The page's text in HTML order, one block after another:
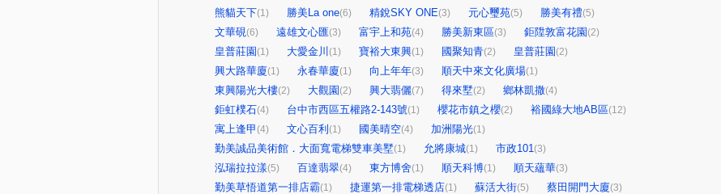
熊貓天下(1) 勝美La one(6) 精銳SKY ONE(3) 元心璽苑(5) 勝美有禮(5)
文華硯(6) 遠雄文心匯(3) 富宇上和苑(4) 勝美新東區(3) 鉅陞敦富花園 (2)
皇普莊園 (1) 大愛金川 (1) 寶裕大東興(1) 國聚知青(2) 皇普莊園 (2)
興大路華廈(1) 永春華廈(1) 向上年年(3) 順天中來文化廣場(1)
東興陽光大樓(2) 大觀園 (2) 興大翡儷(7) 得來墅(2) 鄉林凱撒(4)
鉅虹樸石(4) 台中市西區五權路2-143號(1) 櫻花市鎮之櫻(2) 裕國綠大地AB區(12)
寓上逢甲 (4) 文心百利 (1) 國美晴空(4) 加洲陽光(1)
勤美誠品美術館．大面寬電梯雙車美墅(1) 允將康城(1) 市政101(3)
泓瑞拉拉漾(5) 百達翡翠(4) 東方博舍(1) 順天科博(1) 順天蘊華(3)
勤美草悟道第一排店霸(1) 捷運第一排電梯透店(1) 蘇活大街(5) 蔡田開門大廈(3)